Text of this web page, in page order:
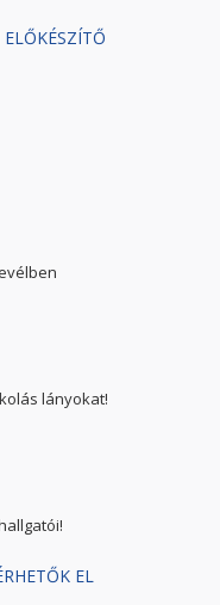
lányokat!
EL